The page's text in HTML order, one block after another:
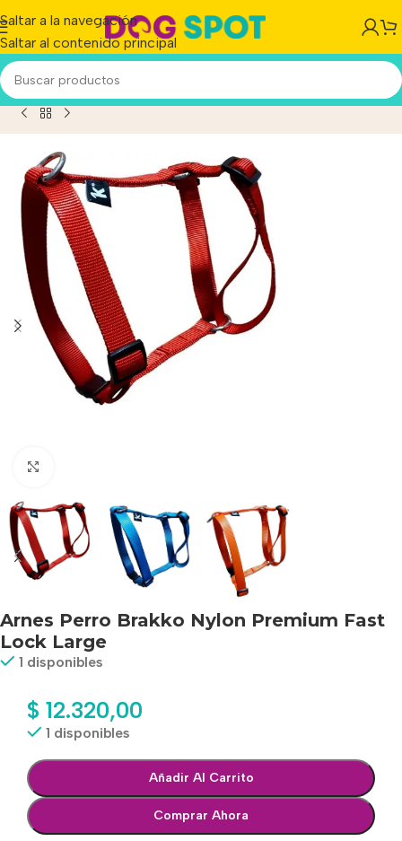
Saltar a la navegación
Saltar al contenido principal
/Arnes Perro Brakko Nylon Premium Fast Lock Large
Arnes Perro Brakko Nylon Premium Fast
Lock Large
1 disponibles
$ 12.320,00
1 disponibles
Añadir Al Carrito
Comprar Ahora